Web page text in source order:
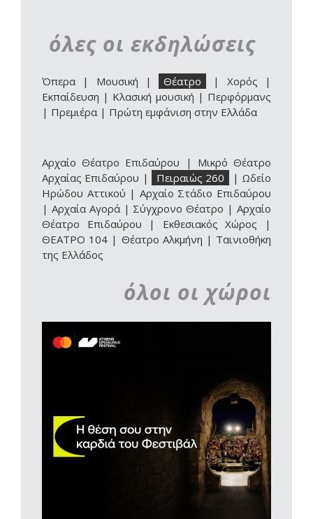
όλες οι εκδηλώσεις
Όπερα | Μουσική | Θέατρο | Χορός |
Εκπαίδευση | Κλασική μουσική | Περφόρμανς
| Πρεμιέρα | Πρώτη εμφάνιση στην Ελλάδα
Αρχαίο Θέατρο Επιδαύρου | Μικρό Θέατρο
Αρχαίας Επιδαύρου | Πειραιώς 260 | Ωδείο
Ηρώδου Αττικού | Αρχαίο Στάδιο Επιδαύρου
| Αρχαία Αγορά| Σύγχρονο Θέατρο |Αρχαίο
Θέατρο Επιδαύρου | Εκθεσιακός Χώρος |
ΘΕΑΤΡΟ 104 | Θέατρο Αλκμήνη | Ταινιοθήκη
της Ελλάδος
όλοι οι χώροι